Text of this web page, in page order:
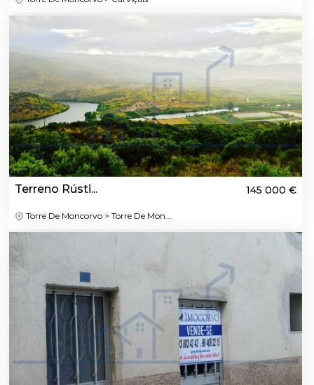
Terreno Rústi... 145 000 €
Torre De Moncorvo > Torre De Mon...